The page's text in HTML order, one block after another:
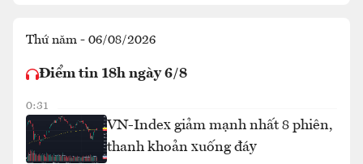
Thứ năm - 06/08/2026
Điểm tin 18h ngày 6/8
0:31
VN-Index giảm mạnh nhất 8 phiên,
thanh khoản xuống đáy